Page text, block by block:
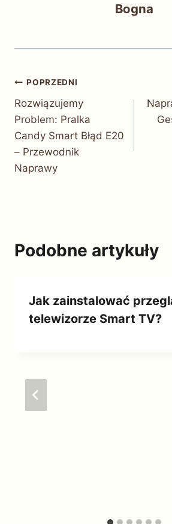
Bogna
Nawigacja
wpisu
POPRZEDNI
Rozwiązujemy
Problem: Pralka
Candy Smart Błąd E20
– Przewodnik
Naprawy
Podobne artykuły
Jak zainstalować
telewizorze Smart TV?